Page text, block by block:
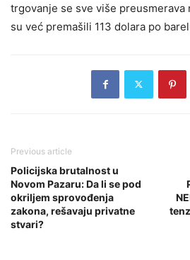
trgovanje se sve više preusmerava
su već premašili 113 dolara po
Previous article
Policijska brutalnost u
Novom Pazaru: Da li se pod
okriljem sprovođenja
zakona, rešavaju privatne
stvari?